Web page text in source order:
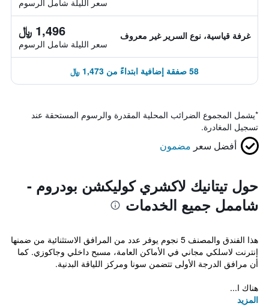
سعر الليلة شامل الرسوم
غرفة قياسية، نوع السرير غير معروف 1,496 ﷼
سعر الليلة شامل الرسوم
58 صفقة إضافية ابتداءً من 1,473 ﷼
*يشمل المجموع الضرائب المحلية المقدرة والرسوم المستحقة عند
تسجيل المغادرة.
أفضل سعر مضمون
حول تيتانيك لاكشري كوليكشن بودروم -
شاممل جميع الخدمات
هذا الفندق والمصنف 5 نجوم يوفر عدد من المرافق الاستثنائية من ضمنها
إنترنت لاسلكي مجاني في الأماكن العامة، مسبح داخلي وجاكوزي. كما
أن مرافق الدرجة الأولى تتضمن سونا ومركز اللياقة البدنية.
هناك ا...
المزيد